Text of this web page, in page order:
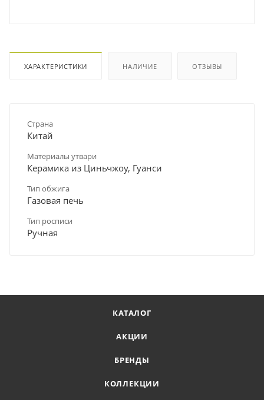
ХАРАКТЕРИСТИКИ НАЛИЧИЕ ОТЗЫВЫ
Страна
Китай
Материалы утвари
Керамика из Циньчжоу, Гуанси
Тип обжига
Газовая печь
Тип росписи
Ручная
КАТАЛОГ
АКЦИИ
БРЕНДЫ
КОЛЛЕКЦИИ